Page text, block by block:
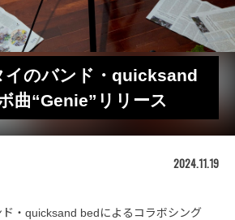
のバンド・quicksand
曲“Genie”リリース
2024.11.19
・quicksand bedによるコラボシング